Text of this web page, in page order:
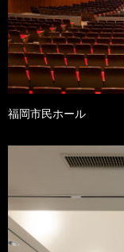
福岡市民ホール